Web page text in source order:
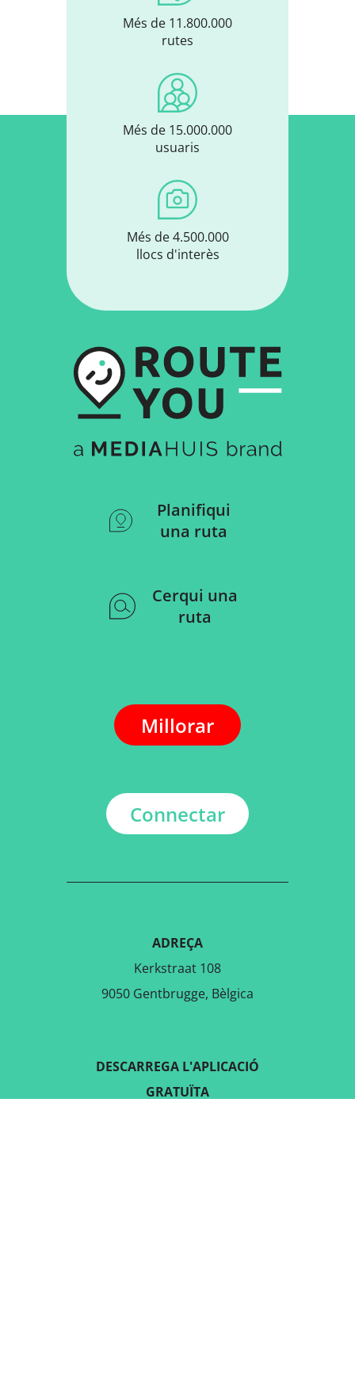
Més de 11.800.000
rutes
Més de 15.000.000
usuaris
Més de 4.500.000
llocs d'interès
Planifiqui
una ruta
Cerqui una
ruta
Millorar
Connectar
ADREÇA
Kerkstraat 108
9050 Gentbrugge, Bèlgica
DESCARREGA L'APLICACIÓ
GRATUÏTA